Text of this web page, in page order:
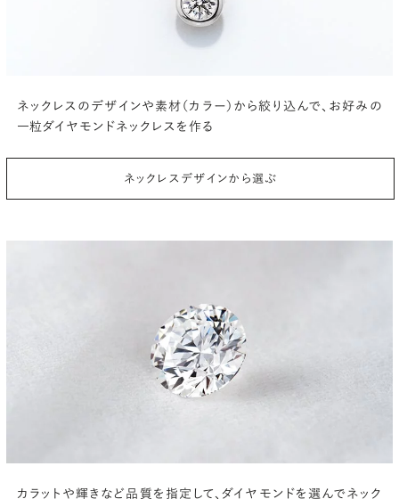
ネックレスのデザインや素材（カラー）から絞り込んで、 お好みの
一粒ダイヤモンドネックレスを作る
ネックレスデザインから選ぶ
カラットや輝きなど品質を指定して、ダイヤモンドを選んでネック